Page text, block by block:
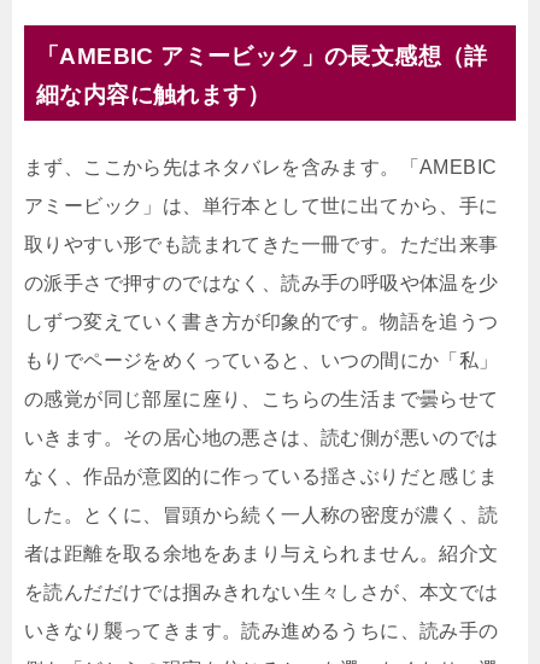
「AMEBIC アミービック」の長文感想（詳
細な内容に触れます）
まず、ここから先はネタバレを含みます。「AMEBIC
アミービック」は、単行本として世に出てから、手に
取りやすい形でも読まれてきた一冊です。ただ出来事
の派手さで押すのではなく、読み手の呼吸や体温を少
しずつ変えていく書き方が印象的です。物語を追うつ
もりでページをめくっていると、いつの間にか「私」
の感覚が同じ部屋に座り、こちらの生活まで曇らせて
いきます。その居心地の悪さは、読む側が悪いのでは
なく、作品が意図的に作っている揺さぶりだと感じま
した。とくに、冒頭から続く一人称の密度が濃く、読
者は距離を取る余地をあまり与えられません。紹介文
を読んだだけでは掴みきれない生々しさが、本文では
いきなり襲ってきます。読み進めるうちに、読み手の